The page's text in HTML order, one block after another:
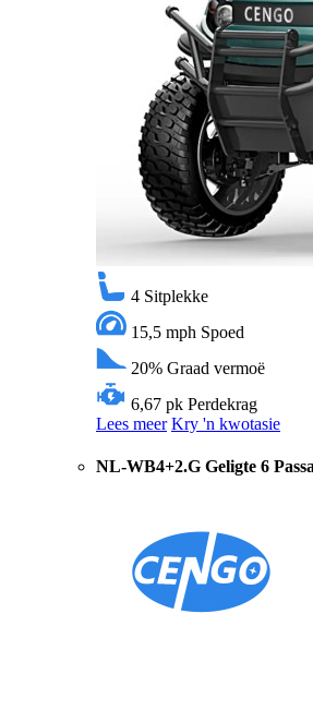
4 Sitplekke
15,5 mph Spoed
20% Graad vermoë
6,67 pk Perdekrag
Lees meer Kry 'n kwotasie
NL-WB4+2.G Geligte 6